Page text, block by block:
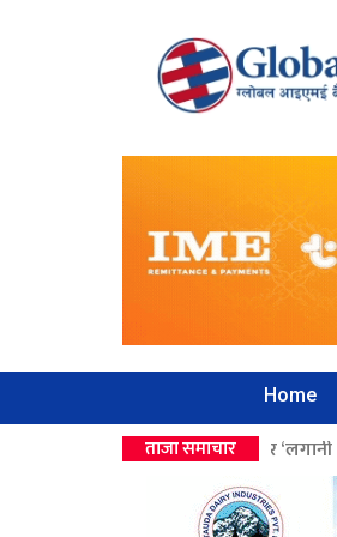
Home
ताजा समाचार
उपहार ‘लगानी बोर्डको सीईओ’ >>